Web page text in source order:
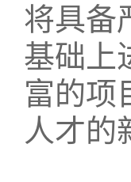
将具备
基础上
富的项
人才的